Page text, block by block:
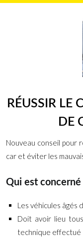
RÉUSSIR LE
DE
Nouveau conseil pour
car et éviter les
Qui est
Les véhicules âgés
Doit avoir lieu
technique effectué